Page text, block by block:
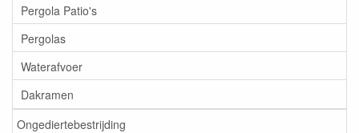
Pergola Patio's
Pergolas
Waterafvoer
Dakramen
Ongediertebestrijding